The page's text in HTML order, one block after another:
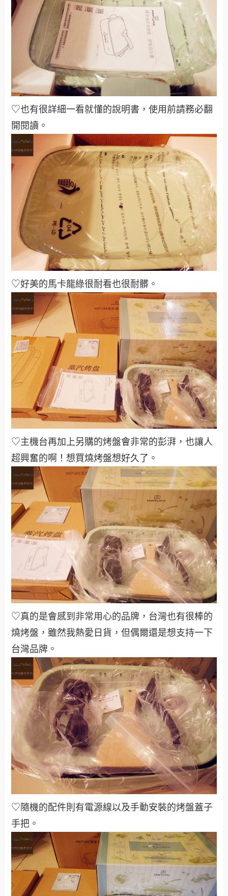
♡也有很詳細一看就懂的說明書，使用前請務必翻
開閱讀。
♡好美的馬卡龍綠很耐看也很耐髒。
♡主機台再加上另購的烤盤會非常的彭湃，也讓人
超興奮的啊！想買燒烤盤想好久了。
♡真的是會感到非常用心的品牌，台灣也有很棒的
燒烤盤，雖然我熱愛日貨，但偶爾還是想支持一下
台灣品牌。
♡隨機的配件則有電源線以及手動安裝的烤盤蓋子
手把。